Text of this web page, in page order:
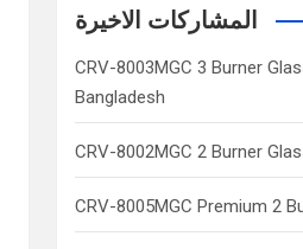
c
المشاركات الاخيرة
CRV-8003MGC 3 Burner
Bangladesh
CRV-8002MGC 2 Burner
CRV-8005MGC Premium 2